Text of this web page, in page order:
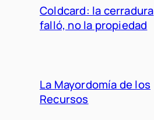
Coldcard: la cerradura
falló, no la propiedad
La Mayordomía de los
Recursos